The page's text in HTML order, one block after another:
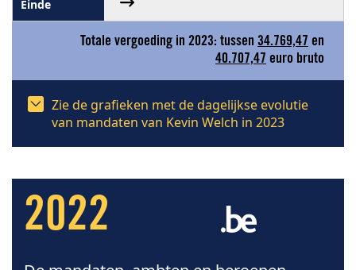
Totale vergoeding in 2023: tussen 34.769,47 en
40.707,47 euro bruto
Zie de grafieken met de dagelijkse evolutie
van mandaten van Kevin Welch in 2023
2022